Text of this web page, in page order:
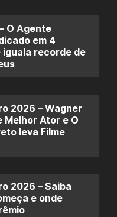
O Agente
em 4
recorde de
2026 – Wagner
Melhor Ator e O
leva Filme
2026 – Saiba
e onde